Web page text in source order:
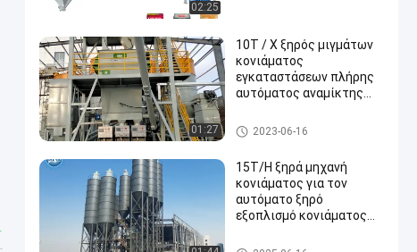
02:25
01:27
10T / Χ ξηρός μιγμάτων
κονιάματος
εγκαταστάσεων πλήρης
αυτόματος αναμίκτης
γραμμών παραγωγής
δίδυμος
ξηρά γραμμή παραγωγής κονι
άματος
2023-06-16
15T/H ξηρά μηχανή
κονιάματος για τον
αυτόματο ξηρό
εξοπλισμό κονιάματος
αφρού
Ξηρά μηχανή κονιάματος